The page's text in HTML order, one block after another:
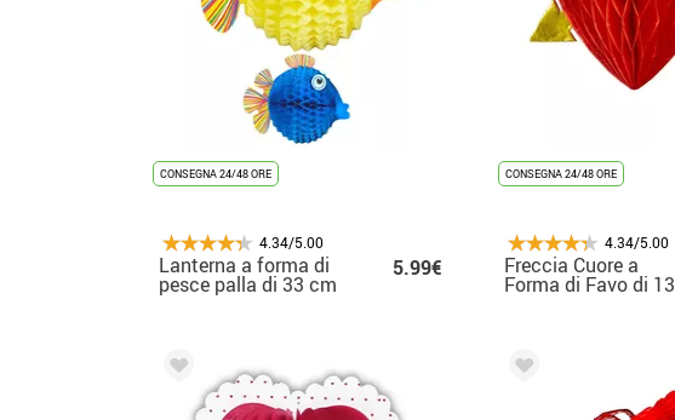
CONSEGNA 24/48 ORE
4.34/5.00
Lanterna a forma di
pesce palla di 33 cm
a nido d'ape in colori
5.99€
CONSEGNA 24/48 ORE
4.34/5.00
Freccia Cuore a
Forma di Favo di 13